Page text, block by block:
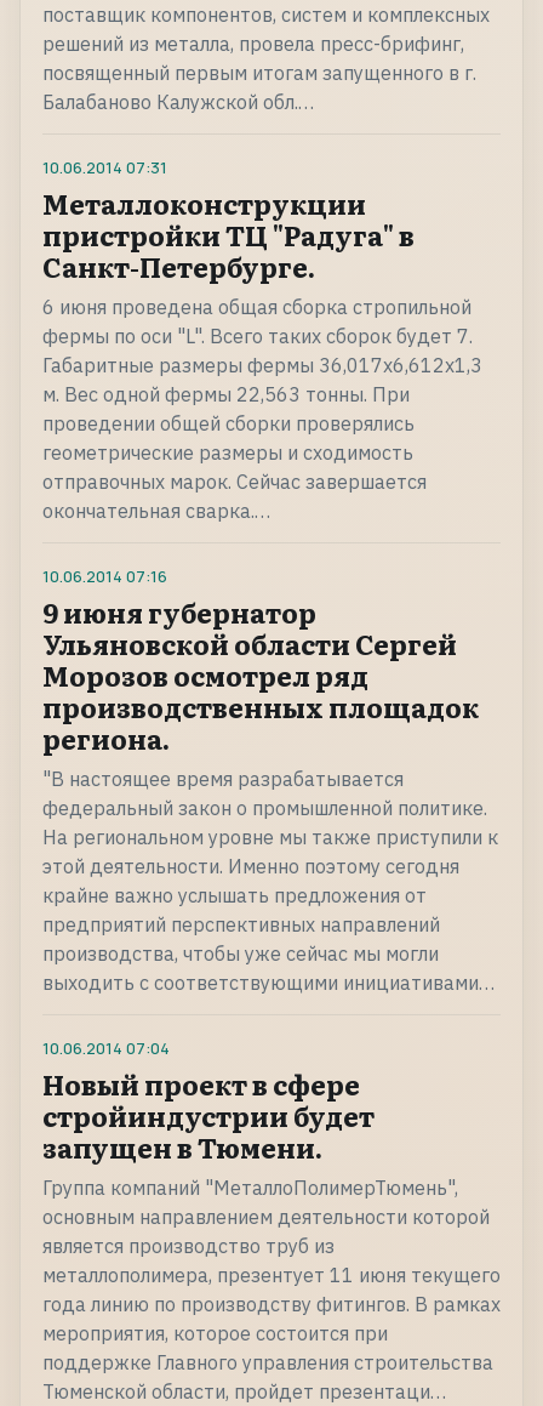
поставщик компонентов, систем и комплексных
решений из металла, провела пресс-брифинг,
посвященный первым итогам запущенного в г.
Балабаново Калужской обл.…
10.06.2014 07:31
Металлоконструкции
пристройки ТЦ "Радуга" в
Санкт-Петербурге.
6 июня проведена общая сборка стропильной
фермы по оси "L". Всего таких сборок будет 7.
Габаритные размеры фермы 36,017х6,612х1,3
м. Вес одной фермы 22,563 тонны. При
проведении общей сборки проверялись
геометрические размеры и сходимость
отправочных марок. Сейчас завершается
окончательная сварка.…
10.06.2014 07:16
9 июня губернатор
Ульяновской области Сергей
Морозов осмотрел ряд
производственных площадок
региона.
"В настоящее время разрабатывается
федеральный закон о промышленной политике.
На региональном уровне мы также приступили к
этой деятельности. Именно поэтому сегодня
крайне важно услышать предложения от
предприятий перспективных направлений
производства, чтобы уже сейчас мы могли
выходить с соответствующими инициативами…
10.06.2014 07:04
Новый проект в сфере
стройиндустрии будет
запущен в Тюмени.
Группа компаний "МеталлоПолимерТюмень",
основным направлением деятельности которой
является производство труб из
металлополимера, презентует 11 июня текущего
года линию по производству фитингов. В рамках
мероприятия, которое состоится при
поддержке Главного управления строительства
Тюменской области, пройдет презентаци…